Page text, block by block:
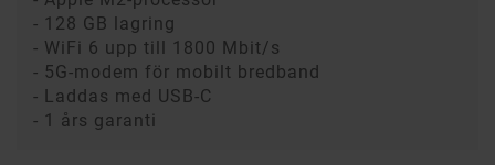
- 128 GB lagring
- WiFi 6 upp till 1800 Mbit/s
- 5G-modem för mobilt bredband
- Laddas med USB-C
- 1 års garanti